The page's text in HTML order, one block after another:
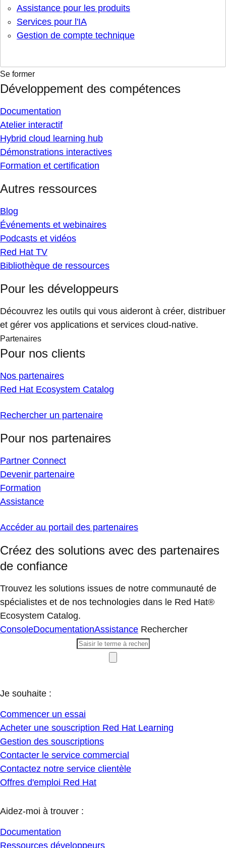
Assistance pour les produits
Services pour l'IA
Gestion de compte technique
Se former
Développement des compétences
Documentation
Atelier interactif
Hybrid cloud learning hub
Démonstrations interactives
Formation et certification
Autres ressources
Blog
Événements et webinaires
Podcasts et vidéos
Red Hat TV
Bibliothèque de ressources
Pour les développeurs
Découvrez les outils qui vous aideront à créer, distribuer
et gérer vos applications et services cloud-native.
Partenaires
Pour nos clients
Nos partenaires
Red Hat Ecosystem Catalog
Rechercher un partenaire
Pour nos partenaires
Partner Connect
Devenir partenaire
Formation
Assistance
Accéder au portail des partenaires
Créez des solutions avec des partenaires
de confiance
Trouvez les solutions issues de notre communauté de
spécialistes et de nos technologies dans le Red Hat®
Ecosystem Catalog.
ConsoleDocumentationAssistance Rechercher
Je souhaite :
Commencer un essai
Acheter une souscription Red Hat Learning
Gestion des souscriptions
Contacter le service commercial
Contactez notre service clientèle
Offres d'emploi Red Hat
Aidez-moi à trouver :
Documentation
Ressources développeurs